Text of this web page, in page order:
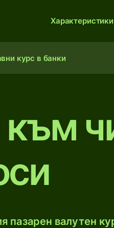
Характеристики
курс в банки
пазарен валутен